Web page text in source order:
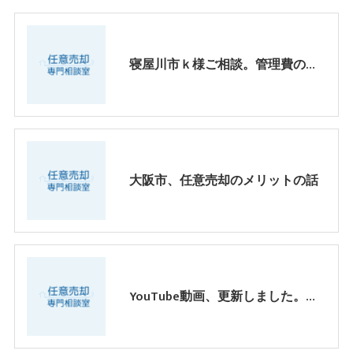
寝屋川市ｋ様ご相談。管理費の滞納について、【任意売却】
大阪市、任意売却のメリットの話
YouTube動画、更新しました。【任意売却】〇〇の滞納が溜まったら危険！？プロの任意売却術とは？